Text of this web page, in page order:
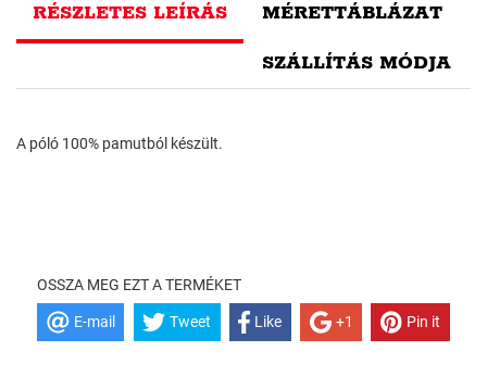
RÉSZLETES LEÍRÁS MÉRETTÁBLÁZAT
SZÁLLÍTÁS MÓDJA
A póló 100% pamutból készült.
OSSZA MEG EZT A TERMÉKET
E-mail Tweet Like +1 Pin it